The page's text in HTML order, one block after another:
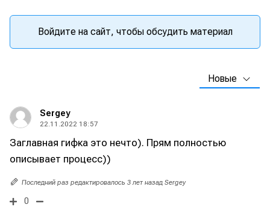
Войдите на сайт, чтобы обсудить материал
Новые
Sergey
22.11.2022 18:57
Заглавная гифка это нечто). Прям полностью
описывает процесс))
Последний раз редактировалось 3 лет назад Sergey
0